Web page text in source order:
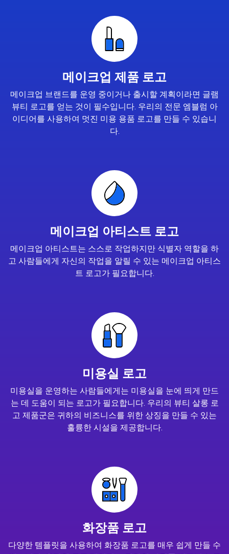
메이크업 제품 로고
메이크업 브랜드를 운영 중이거나 출시할 계획이라면 글램
뷰티 로고를 얻는 것이 필수입니다. 우리의 전문 엠블럼 아
이디어를 사용하여 멋진 미용 용품 로고를 만들 수 있습니
다.
메이크업 아티스트 로고
메이크업 아티스트는 스스로 작업하지만 식별자 역할을 하
고 사람들에게 자신의 작업을 알릴 수 있는 메이크업 아티스
트 로고가 필요합니다.
미용실 로고
미용실을 운영하는 사람들에게는 미용실을 눈에 띄게 만드
는 데 도움이 되는 로고가 필요합니다. 우리의 뷰티 살롱 로
고 제품군은 귀하의 비즈니스를 위한 상징을 만들 수 있는
훌륭한 시설을 제공합니다.
화장품 로고
다양한 템플릿을 사용하여 화장품 로고를 매우 쉽게 만들 수